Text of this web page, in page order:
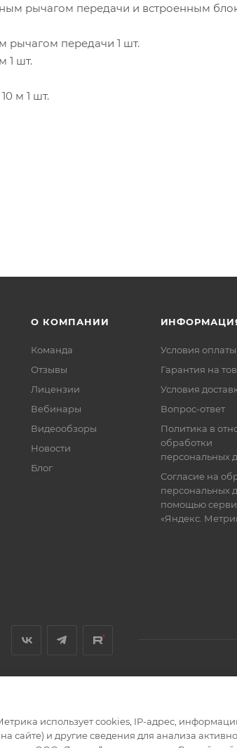
рычагом передачи и встроенным
передачи 1 шт.
1 шт.
м 1 шт.
О КОМПАНИИ
Команда
Отзывы
Лицензии
Вебинары
Видеообзоры
Новости
Блог
Условия оплаты
Гарантия на
Условия
Вопрос-ответ
Политика в
обработки
персональных
Согласие на
персональных
помощью
«Яндекс.
носит информационный характер и не
использует cookies, IP-адрес,
и другие сведения для анализа